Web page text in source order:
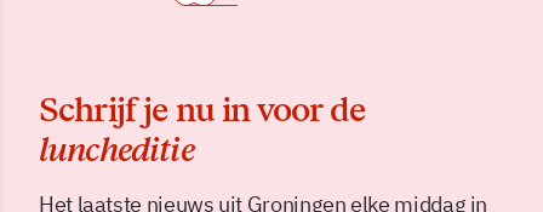
Schrijf je nu in voor de
luncheditie
Het laatste nieuws uit Groningen elke middag in